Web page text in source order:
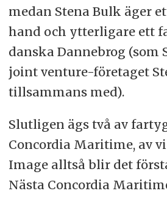
medan Stena Bulk äger
hand och ytterligare ett
danska Dannebrog (som
joint venture-företaget
tillsammans med).
Slutligen ägs två av
Concordia Maritime, av
Image alltså blir det
Nästa Concordia